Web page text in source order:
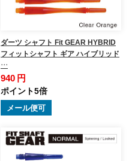
ダーツ シャフト Fit GEAR HYBRID
フィットシャフト ギア ハイブリッド
…
940 円
ポイント5倍
メール便可